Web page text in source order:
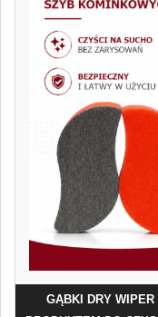
GĄBKI DRY WIPER